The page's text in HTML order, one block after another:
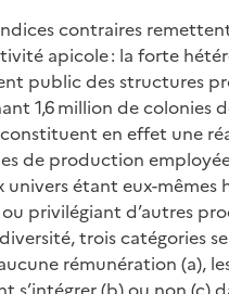
contraires
apicole : la forte
public des structures
1,6 million de colonies
en effet une
de production
univers étant eux-
privilégiant d’autres
trois catégories
rémunération (a),